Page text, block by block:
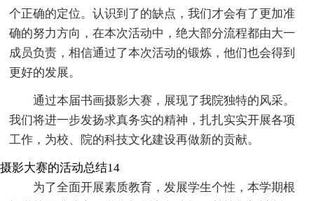
个正确的定位。认识到了的缺点，我们才会有了更加准
确的努力方向，在本次活动中，绝大部分流程都由大一
成员负责，相信通过了本次活动的锻炼，他们也会得到
更好的发展。
通过本届书画摄影大赛，展现了我院独特的风采。
我们将进一步发扬求真务实的精神，扎扎实实开展各项
工作，为校、院的科技文化建设再做新的贡献。
摄影大赛的活动总结14
为了全面开展素质教育，发展学生个性，本学期根